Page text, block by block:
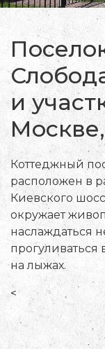
и
Коттеджный
расположен в
Киевского
окружает
наслаждаться
прогуливаться
на лыжах.
<